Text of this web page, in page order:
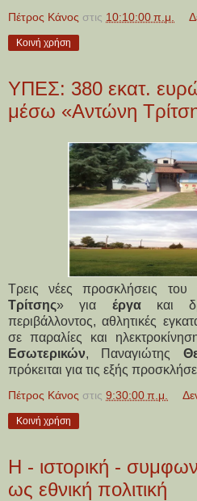
Πέτρος Κάνος στις 10:10:00 π.μ.
Κοινή χρήση
ΥΠΕΣ: 380 εκατ.
μέσω «Αντώνη
Τρεις νέες προσκλήσεις
Τρίτσης» για έργα και
περιβάλλοντος, αθλητικές
σε παραλίες και
Εσωτερικών, Παναγιώτης
πρόκειται για τις εξής
Πέτρος Κάνος στις 9:30:00 π.μ.
Κοινή χρήση
Η - ιστορική -
ως εθνική πολιτική